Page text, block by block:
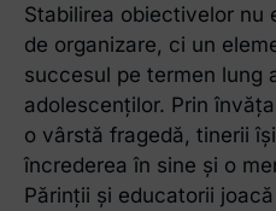
Stabilirea obiectivelor nu
de organizare, ci un
succesul pe termen lung
adolescenților. Prin
o vârstă fragedă, tinerii
încrederea în sine și o
Părinții și educatorii